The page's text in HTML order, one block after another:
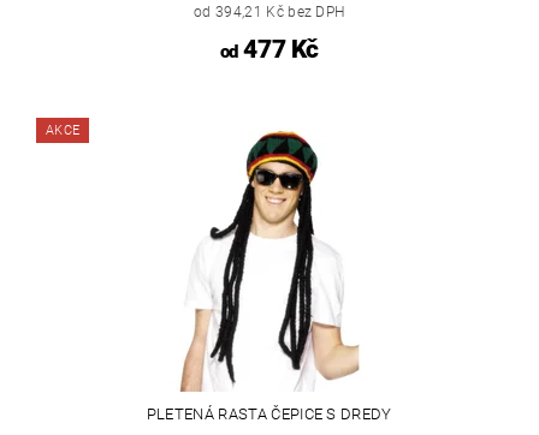
od 394,21 Kč bez DPH
od477 Kč
AKCE
PLETENÁ RASTA ČEPICE S DREDY